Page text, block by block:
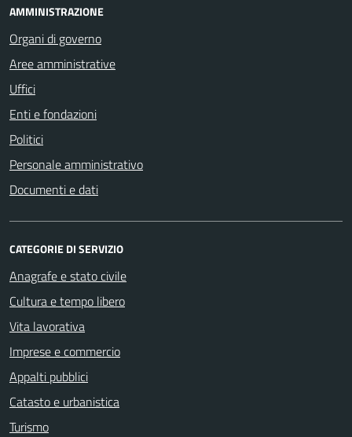
AMMINISTRAZIONE
Organi di governo
Aree amministrative
Uffici
Enti e fondazioni
Politici
Personale amministrativo
Documenti e dati
CATEGORIE DI SERVIZIO
Anagrafe e stato civile
Cultura e tempo libero
Vita lavorativa
Imprese e commercio
Appalti pubblici
Catasto e urbanistica
Turismo